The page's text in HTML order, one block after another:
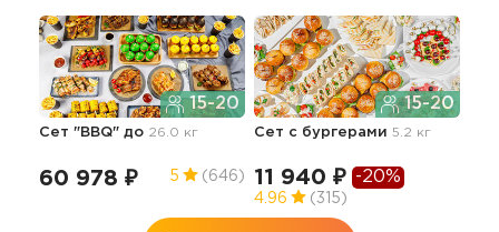
15-20
Сет "BBQ" до 26.0 кг
60 978 ₽ 5 (646)
15-20
Сет с бургерами 5.2 кг
11 940 ₽ -20%
4.96 (315)